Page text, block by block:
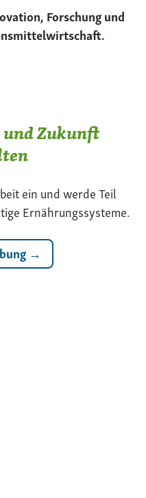
Forschung und
und Zukunft
ein und werde Teil
Ernährungssysteme.
→